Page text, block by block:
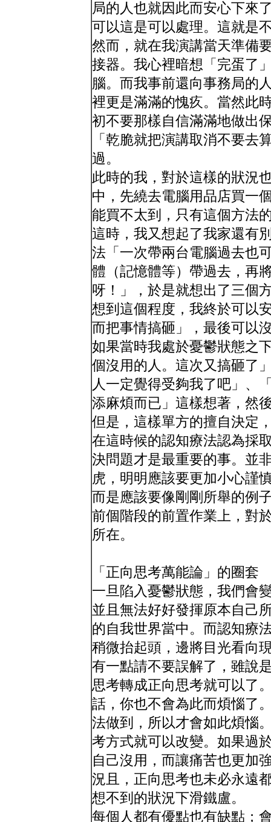
局的人也就因此而安心下來
可以這是可以處理。這就是
然而，就在我演講當天準備
接器。我心裡暗想「完蛋了
腦。而我事前還向事務局的
裡更是滿滿的愧疚。當然此
初不要那樣自信滿滿地做出
「乾脆就把演講取消不要去
過。
此時的我，對於這樣的狀況
中，先繞去電腦用品店買一
能買不太到，只有這個方法
這時，我又想起了我家還有
法「一次帶兩台電腦過去也
體（記憶體等）帶過去，再
呀！」，於是就想出了三個
想到這個程度，我終於可以
而把事情搞砸」，最後可以
如果當時我處於憂鬱狀態之
個沒用的人。這次又搞砸了
人一定覺得受夠我了吧」、
添麻煩而已」這樣想著，然
但是，這樣單方的擅自決定
在這時候的認知療法認為採
決問題才是最重要的事。並
虎，明明應該要更加小心謹
而是應該要像剛剛所舉的例
前個階段的前置作業上，對
所在。
「正向思考萬能論」的圈套
一旦陷入憂鬱狀態，我們會
並且無法好好發揮原本自己
的自我世界當中。而認知療
稍微抬起頭，邊將目光看向
有一點請不要誤解了，雖說
思考轉成正向思考就可以了
話，你也不會為此而煩惱了
法做到，所以才會如此煩惱
考方式就可以改變。如果過
自己沒用，而讓痛苦也更加
況且，正向思考也未必永遠
想不到的狀況下滑鐵盧。
每個人都有優點也有缺點；